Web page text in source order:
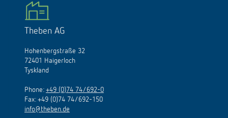
Theben AG
Hohenbergstraße 32
72401 Haigerloch
Tyskland
Phone: +49 (0)74 74/692-0
Fax: +49 (0)74 74/692-150
info@theben.de